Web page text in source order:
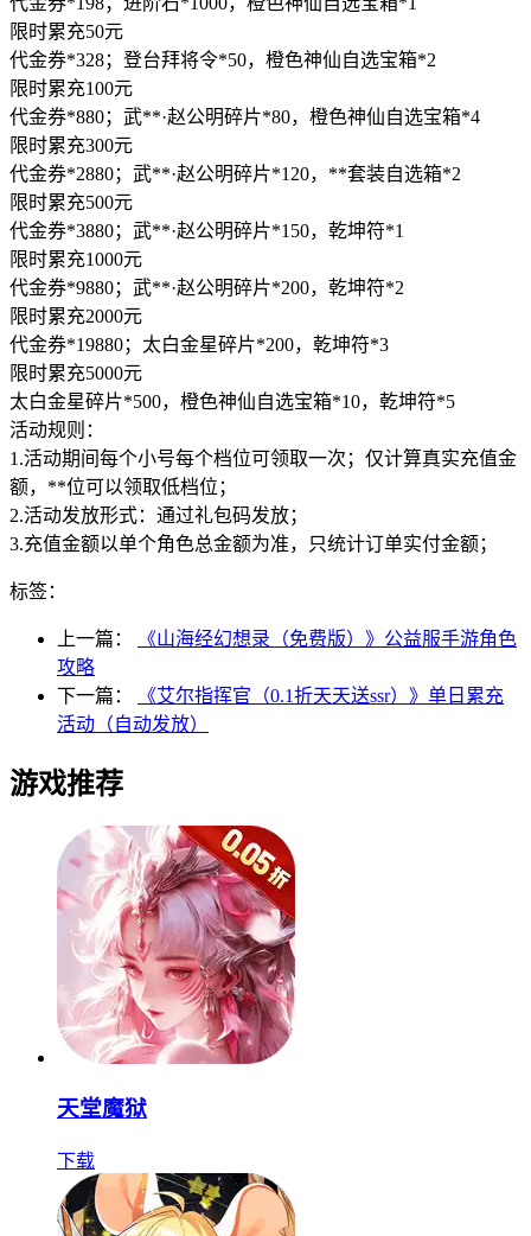
限时累充50元
代金券*328；登台拜将令*50，橙色神仙自选宝箱*2
限时累充100元
代金券*880；武**·赵公明碎片*80，橙色神仙自选宝箱*4
限时累充300元
代金券*2880；武**·赵公明碎片*120，**套装自选箱*2
限时累充500元
代金券*3880；武**·赵公明碎片*150，乾坤符*1
限时累充1000元
代金券*9880；武**·赵公明碎片*200，乾坤符*2
限时累充2000元
代金券*19880；太白金星碎片*200，乾坤符*3
限时累充5000元
太白金星碎片*500，橙色神仙自选宝箱*10，乾坤符*5
活动规则：
1.活动期间每个小号每个档位可领取一次；仅计算真实充值金
额，**位可以领取低档位；
2.活动发放形式：通过礼包码发放；
3.充值金额以单个角色总金额为准，只统计订单实付金额；
标签：
上一篇：
《山海经幻想录（免费版）》公益服手游角色
攻略
下一篇：
《艾尔指挥官（0.1折天天送ssr）》单日累充
活动（自动发放）
游戏推荐
天堂魔狱
下载